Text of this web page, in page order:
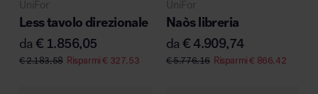
UniFor
Less tavolo direzionale
da€ 1.856,05
€2.183,58 Risparmi€327,53
UniFor
Naòs libreria
da€ 4.909,74
€5.776,16 Risparmi€ 866,42